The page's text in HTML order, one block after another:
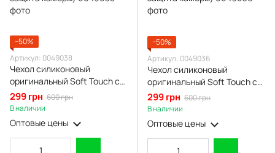
−50%
Артикул: 0049038
Чехол силиконовый
оригинальный Soft Touch с
3D принтом смешного теда
мишки для Xiaomi Poco M6
Pro 4G розовый (Полная
защита камеры)
299 грн 600 грн
В наличии
Оптовые цены
−50%
Артикул: 0049036
Чехол силиконовый
оригинальный Soft Touch с
3D принтом смешного теда
мишки для Xiaomi Poco M6
Pro 4G молочный (Полная
защита камеры)
299 грн 600 грн
В наличии
Оптовые цены